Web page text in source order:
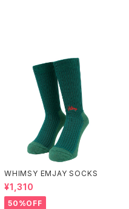
WHIMSY EMJAY SOCKS
¥1,310
50%OFF